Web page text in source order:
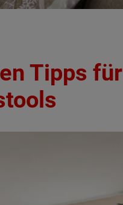
Tipps für